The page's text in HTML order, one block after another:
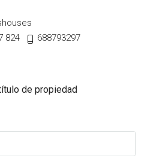
824
688793297
de propiedad